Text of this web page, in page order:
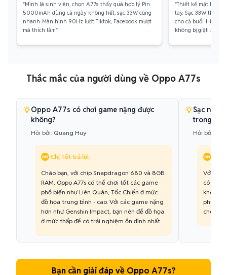
"Mình là sinh viên, chọn A77s thấy quá hợp lý. Pin
5000mAh dùng cả ngày không hết, sạc 33W cũng
nhanh. Màn hình 90Hz lướt Tiktok, Facebook mượt
mà thích lắm."
"Thiết kế mặt lưng
tay. Sạc 33W thực
cho cả buổi. Hiệu
không bị giật lag."
Thắc mắc của người dùng về Oppo A77s
Oppo A77s có chơi game nặng được
không?
Hỏi bởi: Quang Huy
Chị Tốt trả lời:
Chào bạn, với chip Snapdragon 680 và 8GB
RAM, Oppo A77s có thể chơi tốt các game
phổ biến như Liên Quân, Tốc Chiến ở mức
đồ họa trung bình - cao. Với các game nặng
hơn như Genshin Impact, bạn nên để đồ họa
ở mức thấp để có trải nghiệm ổn định nhất.
Sạc
trong
Hỏi bởi:
Với
có thể
khoảng
phút để
cho
Bạn cần giải đáp về Oppo A77s?